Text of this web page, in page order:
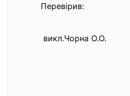
Перевірив:
викл.Чорна О.О.